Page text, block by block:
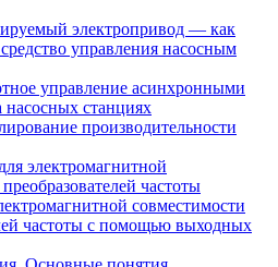
электропривод — как
управления насосным
управление асинхронными
насосных станциях
производительности
электромагнитной
частоты
совместимости
частоты с помощью выходных